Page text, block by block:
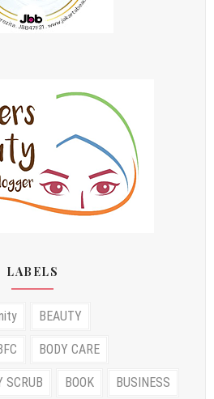
LABELS
BEAUTY
BODY CARE
SCRUB BOOK BUSINESS